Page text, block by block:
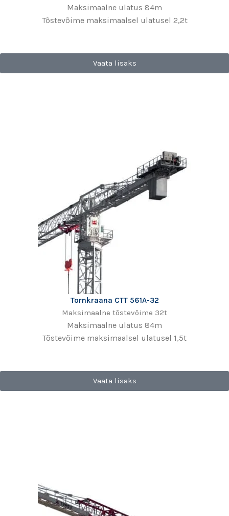
Maksimaalne ulatus 84m
Tõstevõime maksimaalsel ulatusel 2,2t
Vaata lisaks
Tornkraana CTT 561A-32
Maksimaalne tõstevõime 32t
Maksimaalne ulatus 84m
Tõstevõime maksimaalsel ulatusel 1,5t
Vaata lisaks